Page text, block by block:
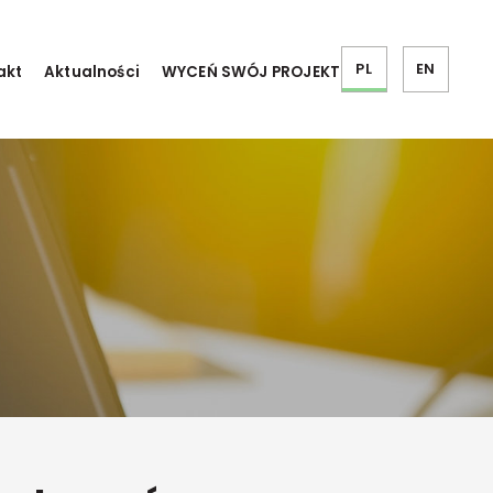
Aktualności WYCEŃ SWÓJ PROJEKT PL EN